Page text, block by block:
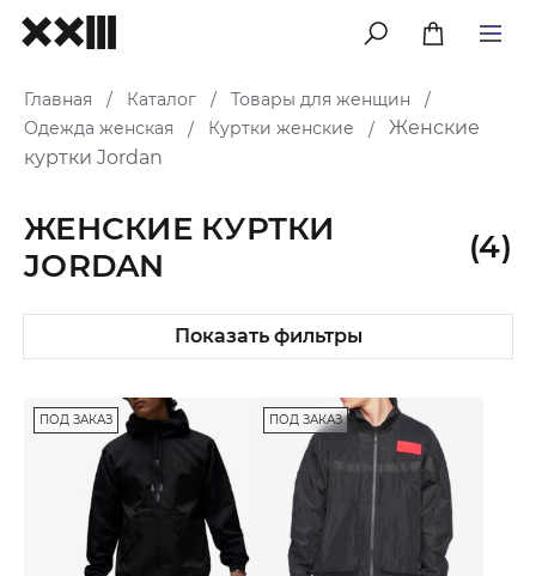
меню
Главная / Каталог / Товары для женщин
/
Одежда женская
/ Куртки женские /
Женские
куртки Jordan
ЖЕНСКИЕ КУРТКИ
JORDAN
(4)
Показать фильтры
ПОД ЗАКАЗ ПОД ЗАКАЗ